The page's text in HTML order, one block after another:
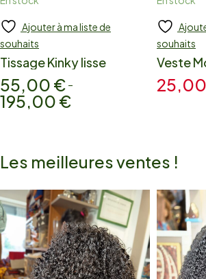
Add to cart
Ajouter à ma liste de
souhaits
Tissage Kinky lisse
55,00 € –
195,00 €
Add
souhaits
Veste
25,00
Les meilleures ventes !